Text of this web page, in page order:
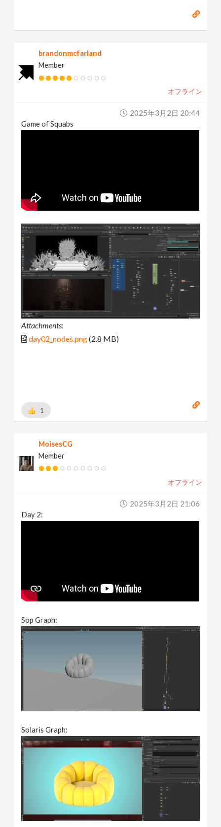
brandonmcfarland
Member
オフライン
2025年3月2日 20:44
Game of Squabs
Attachments:
day02_nodes.png(2.8 MB)
1
MoisesCG
Member
オフライン
2025年3月2日 21:06
Day 2:
Sop Graph:
Solaris Graph: